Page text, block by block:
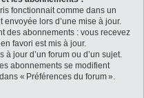
fonctionnait comme dans un
lors d’une mise à jour.
des abonnements : vous recevez
favori est mis à jour.
à jour d’un forum ou d’un sujet.
abonnements se modifient
« Préférences du forum ».